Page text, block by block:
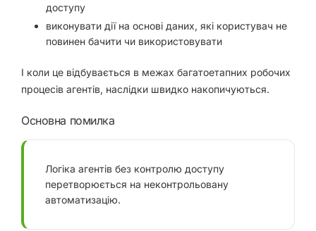
доступу
виконувати дії на основі даних, які користувач не
повинен бачити чи використовувати
І коли це відбувається в межах багатоетапних робочих
процесів агентів, наслідки швидко накопичуються.
Основна помилка
Логіка агентів без контролю доступу
перетворюється на неконтрольовану
автоматизацію.